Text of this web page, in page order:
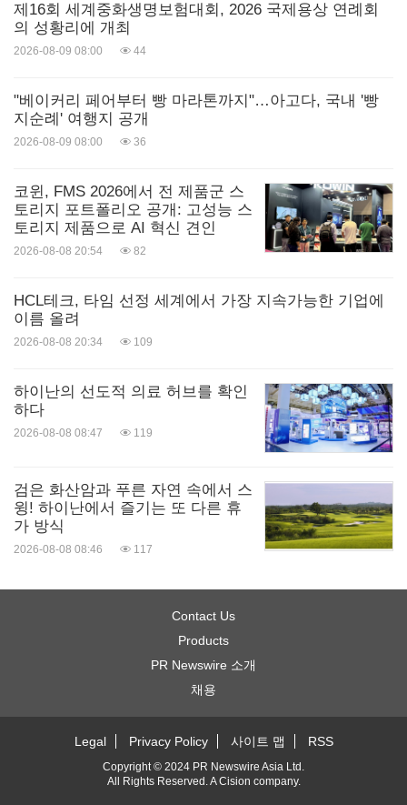
제16회 세계중화생명보험대회, 2026 국제용상 연례회
의 성황리에 개최
2026-08-09 08:00 44
"베이커리 페어부터 빵 마라톤까지"…아고다, 국내 '빵
지순례' 여행지 공개
2026-08-09 08:00 36
코윈, FMS 2026에서 전 제품군 스
토리지 포트폴리오 공개: 고성능 스
토리지 제품으로 AI 혁신 견인
2026-08-08 20:54 82
HCL테크, 타임 선정 세계에서 가장 지속가능한 기업에
이름 올려
2026-08-08 20:34 109
하이난의 선도적 의료 허브를 확인
하다
2026-08-08 08:47 119
검은 화산암과 푸른 자연 속에서 스
윙! 하이난에서 즐기는 또 다른 휴
가 방식
2026-08-08 08:46 117
Contact Us
Products
PR Newswire 소개
채용
Legal Privacy Policy 사이트 맵 RSS
Copyright © 2024 PR Newswire Asia Ltd.
All Rights Reserved. ACision company.